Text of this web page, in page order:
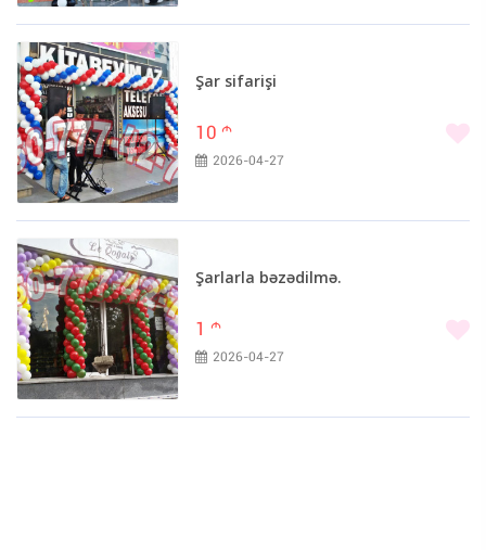
Şar sifarişi
10 m
2026-04-27
Şarlarla bəzədilmə.
1 m
2026-04-27